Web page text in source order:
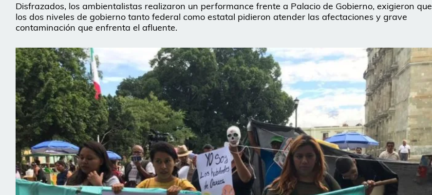
Disfrazados, los ambientalistas realizaron un performance frente a Palacio de Gobierno, exigieron que
los dos niveles de gobierno tanto federal como estatal pidieron atender las afectaciones y grave
contaminación que enfrenta el afluente.